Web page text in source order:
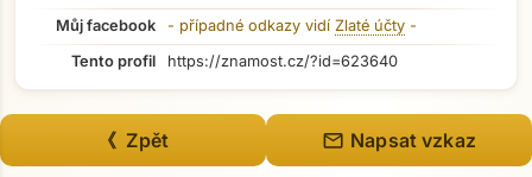
Můj facebook
- případné odkazy vidí Zlaté účty -
Tento profil
https://znamost.cz/?id=623640
《 Zpět mail Napsat vzkaz